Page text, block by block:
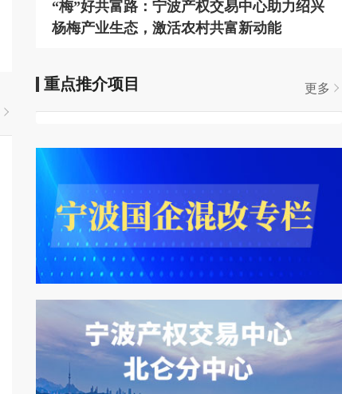
项目编号
“梅”好共富路：宁波产权交易中心助力绍兴
杨梅产业生态，激活农村共富新动能
聚势共
重点推介项目 更多